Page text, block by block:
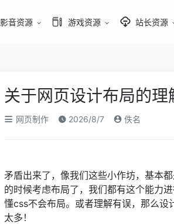
影音资源 游戏资源 站长资源
关于网页设计布局的理
网页制作 2026/8/7 佚名
矛盾出来了，像我们这些小作坊，基本
的时候考虑布局了，我们都有这个能力
懂css不会布局。或者理解有误，那么
太多！